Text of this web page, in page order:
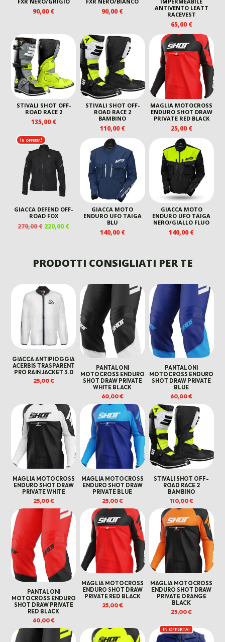
90,00€ 90,00€
ANTIVENTO LEATT
RACEVEST
65,00€
STIVALI SHOT OFF-
ROAD RACE 2
135,00€
STIVALI SHOT OFF-
ROAD RACE 2
BAMBINO
110,00€
MAGLIA MOTOCROSS
ENDURO SHOT DRAW
PRIVATE RED BLACK
25,00€
In offerta!
GIACCA DEFEND OFF-
ROAD FOX
270,00€ IL
270,00 €.
220,00€IL
220,00 €.
GIACCA MOTO
ENDURO UFO TAIGA
BLU
140,00€
GIACCA MOTO
ENDURO UFO TAIGA
NERO/GIALLO FLUO
140,00€
PRODOTTI CONSIGLIATI PER TE
GIACCA ANTIPIOGGIA
ACERBIS TRASPARENT
PRO RAIN JACKET 3.0
25,00€
PANTALONI
MOTOCROSS ENDURO
SHOT DRAW PRIVATE
WHITE BLACK
60,00€
PANTALONI
MOTOCROSS ENDURO
SHOT DRAW PRIVATE
BLUE
60,00€
MAGLIA MOTOCROSS
ENDURO SHOT DRAW
PRIVATE WHITE
25,00€
MAGLIA MOTOCROSS
ENDURO SHOT DRAW
PRIVATE BLUE
25,00€
STIVALI SHOT OFF-
ROAD RACE 2
BAMBINO
110,00€
PANTALONI
MOTOCROSS ENDURO
SHOT DRAW PRIVATE
RED BLACK
60,00€
MAGLIA MOTOCROSS
ENDURO SHOT DRAW
PRIVATE RED BLACK
25,00€
MAGLIA MOTOCROSS
ENDURO SHOT DRAW
PRIVATE ORANGE
BLACK
25,00€
IN OFFERTA!